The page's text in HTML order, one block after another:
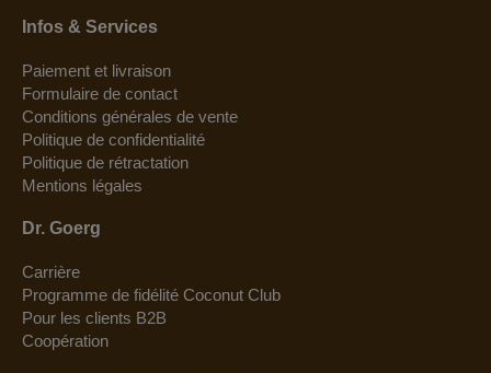
Infos & Services
Paiement et livraison
Formulaire de contact
Conditions générales de vente
Politique de confidentialité
Politique de rétractation
Mentions légales
Dr. Goerg
Carrière
Programme de fidélité Coconut Club
Pour les clients B2B
Coopération